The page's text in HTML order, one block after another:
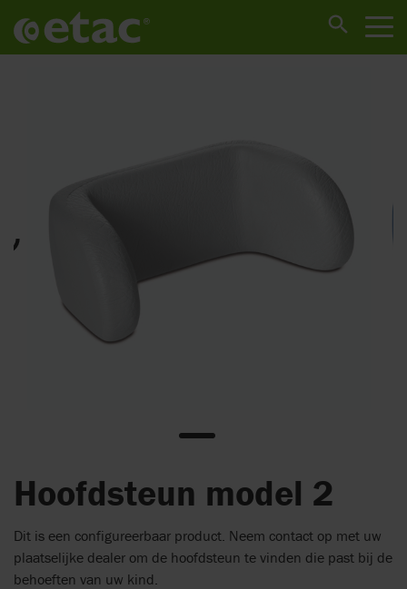
Hoofdsteun model 2
Dit is een configureerbaar product. Neem contact op met uw
plaatselijke dealer om de hoofdsteun te vinden die past bij de
behoeften van uw kind.